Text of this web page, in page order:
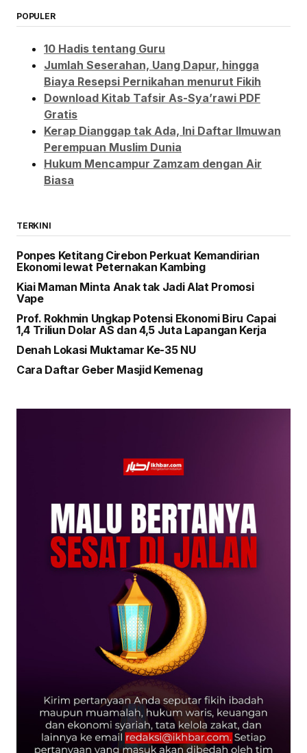
POPULER
10 Hadis tentang Guru
Jumlah Seserahan, Uang Dapur, hingga
Biaya Resepsi Pernikahan menurut Fikih
Download Kitab Tafsir As-Sya’rawi PDF
Gratis
Kerap Dianggap tak Ada, Ini Daftar Ilmuwan
Perempuan Muslim Dunia
Hukum Mencampur Zamzam dengan Air
Biasa
TERKINI
Ponpes Ketitang Cirebon Perkuat Kemandirian
Ekonomi lewat Peternakan Kambing
Kiai Maman Minta Anak tak Jadi Alat Promosi
Vape
Prof. Rokhmin Ungkap Potensi Ekonomi Biru Capai
1,4 Triliun Dolar AS dan 4,5 Juta Lapangan Kerja
Denah Lokasi Muktamar Ke-35 NU
Cara Daftar Geber Masjid Kemenag